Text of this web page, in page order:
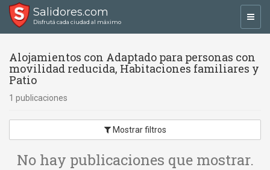
Salidores.com
Disfrutá cada ciudad al máximo
Alojamientos con Adaptado para personas con
movilidad reducida, Habitaciones familiares y
Patio
1 publicaciones
Mostrar filtros
No hay publicaciones que mostrar.